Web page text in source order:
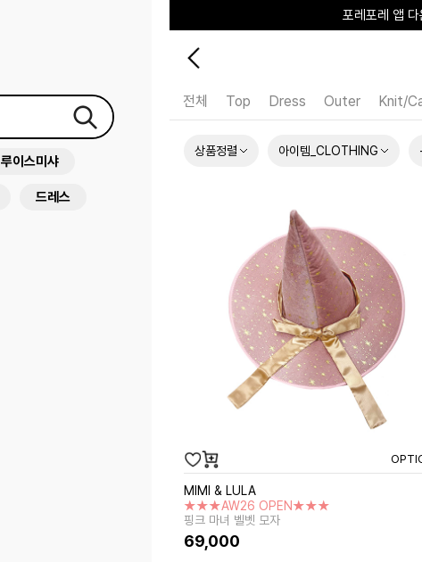
포레포레 앱
전체 Top Dress Outer Knit/
상품정렬 아이템_CLOTHING
MIMI & LULA
★★★AW26 OPEN★★★
핑크 마녀 벨벳 모자
69,000
루이스미샤
드레스